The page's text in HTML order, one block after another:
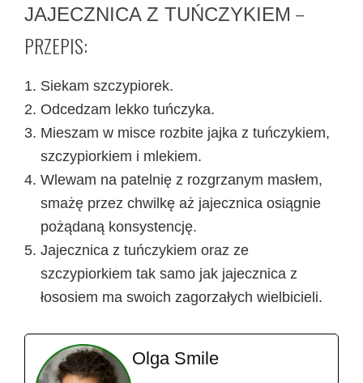
JAJECZNICA Z TUŃCZYKIEM –
PRZEPIS:
Siekam szczypiorek.
Odcedzam lekko tuńczyka.
Mieszam w misce rozbite jajka z tuńczykiem,
szczypiorkiem i mlekiem.
Wlewam na patelnię z rozgrzanym masłem,
smażę przez chwilkę aż jajecznica osiągnie
pożądaną konsystencję.
Jajecznica z tuńczykiem oraz ze
szczypiorkiem tak samo jak jajecznica z
łososiem ma swoich zagorzałych wielbicieli.
Olga Smile